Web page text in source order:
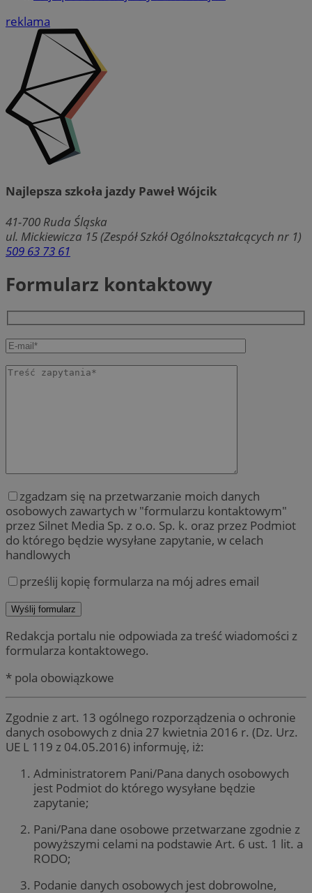
reklama
Najlepsza szkoła jazdy Paweł Wójcik
41-700 Ruda Śląska
ul. Mickiewicza 15 (Zespół Szkół Ogólnokształcących nr 1)
509 63 73 61
Formularz kontaktowy
zgadzam się na przetwarzanie moich danych
osobowych zawartych w "formularzu kontaktowym"
przez Silnet Media Sp. z o.o. Sp. k. oraz przez Podmiot
do którego będzie wysyłane zapytanie, w celach
handlowych
prześlij kopię formularza na mój adres email
Redakcja portalu nie odpowiada za treść wiadomości z
formularza kontaktowego.
* pola obowiązkowe
Zgodnie z art. 13 ogólnego rozporządzenia o ochronie
danych osobowych z dnia 27 kwietnia 2016 r. (Dz. Urz.
UE L 119 z 04.05.2016) informuję, iż:
Administratorem Pani/Pana danych osobowych
jest Podmiot do którego wysyłane będzie
zapytanie;
Pani/Pana dane osobowe przetwarzane zgodnie z
powyższymi celami na podstawie Art. 6 ust. 1 lit. a
RODO;
Podanie danych osobowych jest dobrowolne,